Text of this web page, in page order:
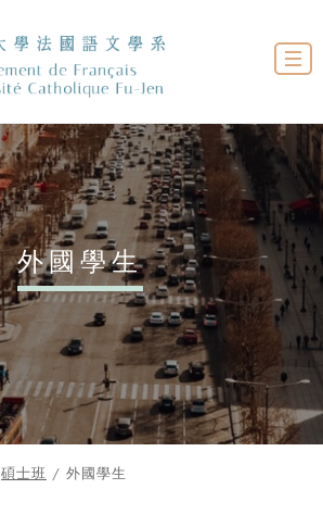
外國學生
碩士班 / 外國學生